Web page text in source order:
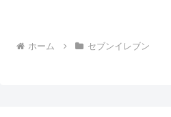
ホーム セブンイレブン